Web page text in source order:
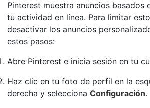
Pinterest muestra anuncios basados
tu actividad en línea. Para limitar
desactivar los anuncios
estos pasos:
Abre Pinterest e inicia sesión en tu
Haz clic en tu foto de perfil en la
derecha y selecciona Configuración.